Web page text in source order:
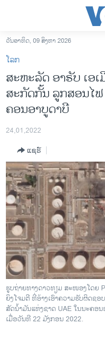
ເຂົ້າ
ຫາ
ຂ້າມ
ຂ້າມ
ໄປ
ຫາ
ຊອກ
ອາເມຣິກາ
ການເລືອກຕັ້ງ ປະທານາທີບໍດີ ສະ
ອິດສະຫຼະພາບດ້ານການຂ່າວ
ຊີວິດຊາວລາວ
ຊຸມຊົນຊາວລາວ
ວິທະຍາສາດ-ເທັກໂນໂລຈີ
ທຸລະກິດ
ພາສາອັງກິດ
ວີດີໂອ
ສຽງ
ລາຍການກະຈາຍສຽງ
ຕິດຕາມພວກເຮົາ ທີ່
ວັນອາທິດ, 09 ສິງຫາ 2026
ໂລກ
ສະ​ຫະ​ລັດ ອາ​ຣັບ ເອ​
ສະ​ກັດ​ກັ້ນ ລູກ​ສອນ​ໄ
ຄອນ​ອາ​ບູ​ດາ​ບີ
24,01,2022
ແຊຣ໌
ຮູບ​ຖ່າຍ​ທາງ​ດາວ​ທຽມ ສະ​ໜອງ​ໂດຍ
ຍິງ​ໂຈມ​ຕີ ທີ່​ອ້າງ​ເອົາ​ຄວາມ​ຮັບ​ຜິດ​ຊ
ສັດ​ນ້ຳ​ມັນ​ແຫ່ງ​ຊາດ UAE ໃນ​ນະ​ຄອ
ເມື່ອ​ວັນ​ທີ 22 ມັງ​ກອນ 2022.